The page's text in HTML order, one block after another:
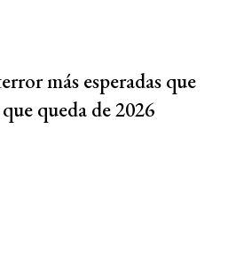
más esperadas que
queda de 2026